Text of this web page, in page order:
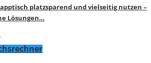
platzsparend und vielseitig nutzen –
Lösungen…